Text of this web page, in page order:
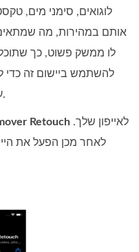
לוגואים, סימני מים,
אותם במהירות, מה
לו ממשק פשוט, כך
להשתמש ביישום זה כדי
עקוב אחר השלבים הפשוטים הבאים.
Retouch
לאחר מכן הפעל את